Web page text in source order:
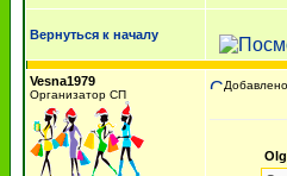
Вернуться к началу
Vesna1979
Организатор СП